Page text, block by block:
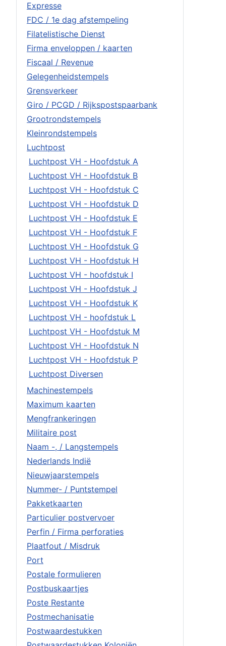
Expresse
FDC / 1e dag afstempeling
Filatelistische Dienst
Firma enveloppen / kaarten
Fiscaal / Revenue
Gelegenheidstempels
Grensverkeer
Giro / PCGD / Rijkspostspaarbank
Grootrondstempels
Kleinrondstempels
Luchtpost
Luchtpost VH - Hoofdstuk A
Luchtpost VH - Hoofdstuk B
Luchtpost VH - Hoofdstuk C
Luchtpost VH - Hoofdstuk D
Luchtpost VH - Hoofdstuk E
Luchtpost VH - Hoofdstuk F
Luchtpost VH - Hoofdstuk G
Luchtpost VH - Hoofdstuk H
Luchtpost VH - hoofdstuk I
Luchtpost VH - Hoofdstuk J
Luchtpost VH - Hoofdstuk K
Luchtpost VH - hoofdstuk L
Luchtpost VH - Hoofdstuk M
Luchtpost VH - Hoofdstuk N
Luchtpost VH - Hoofdstuk P
Luchtpost Diversen
Machinestempels
Maximum kaarten
Mengfrankeringen
Militaire post
Naam -, / Langstempels
Nederlands Indië
Nieuwjaarstempels
Nummer- / Puntstempel
Pakketkaarten
Particulier postvervoer
Perfin / Firma perforaties
Plaatfout / Misdruk
Port
Postale formulieren
Postbuskaartjes
Poste Restante
Postmechanisatie
Postwaardestukken